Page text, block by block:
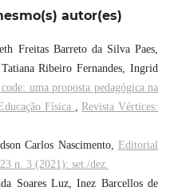
autor(es)
Freitas Barreto da Silva Paes,
Ribeiro Fernandes, Ingrid
uma proposta pedagógica na
Física , Revista Vértices:
Carlos Nascimento, Editorial
n. 3 (2021): set./dez.
Soares Luz, Inez Barcellos de